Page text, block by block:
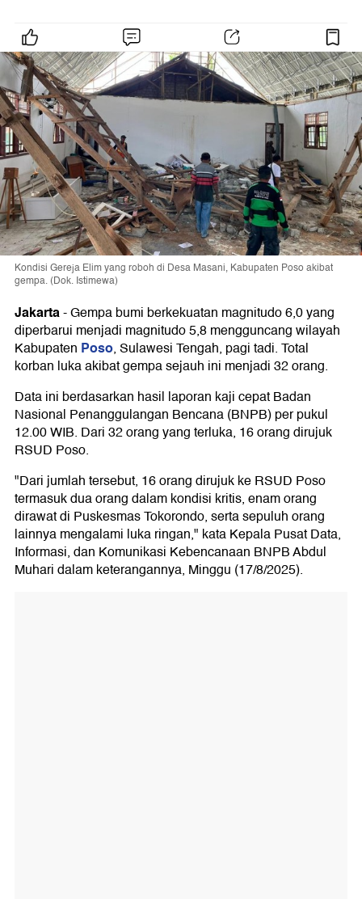
Kondisi Gereja Elim yang roboh di Desa Masani, Kabupaten Poso akibat
gempa. (Dok. Istimewa)
Jakarta-Gempa bumi berkekuatan magnitudo 6,0 yang
diperbarui menjadi magnitudo 5,8 mengguncang wilayah
Kabupaten Poso, Sulawesi Tengah, pagi tadi. Total
korban luka akibat gempa sejauh ini menjadi 32 orang.
Data ini berdasarkan hasil laporan kaji cepat Badan
Nasional Penanggulangan Bencana (BNPB) per pukul
12.00 WIB. Dari 32 orang yang terluka, 16 orang dirujuk
RSUD Poso.
"Dari jumlah tersebut, 16 orang dirujuk ke RSUD Poso
termasuk dua orang dalam kondisi kritis, enam orang
dirawat di Puskesmas Tokorondo, serta sepuluh orang
lainnya mengalami luka ringan," kata Kepala Pusat Data,
Informasi, dan Komunikasi Kebencanaan BNPB Abdul
Muhari dalam keterangannya, Minggu (17/8/2025).